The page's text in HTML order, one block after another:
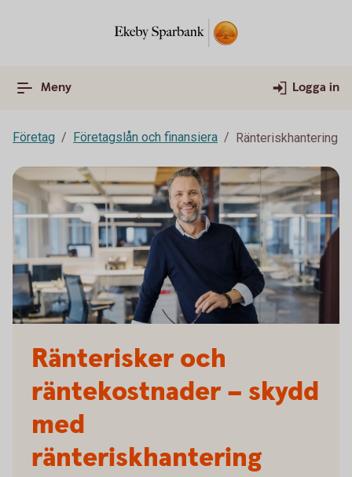
Meny Logga in
Företag Företagslån och finansiera Ränteriskhantering
Ränterisker och
räntekostnader – skydd
med
ränteriskhantering